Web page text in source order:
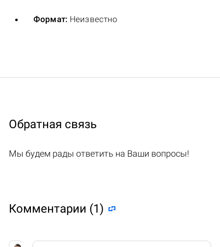
Формат: Неизвестно
Обратная связь
Мы будем рады ответить на Ваши вопросы!
Комментарии (1)